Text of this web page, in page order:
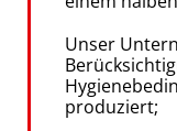
Unser
produziert;